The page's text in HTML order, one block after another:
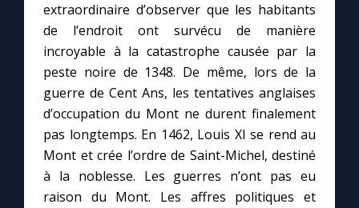
extraordinaire d’observer que les habitants
de l’endroit ont survécu de manière
incroyable à la catastrophe causée par la
peste noire de 1348. De même, lors de la
guerre de Cent Ans, les tentatives anglaises
d’occupation du Mont ne durent finalement
pas longtemps. En 1462, Louis XI se rend au
Mont et crée l’ordre de Saint-Michel, destiné
à la noblesse. Les guerres n’ont pas eu
raison du Mont. Les affres politiques et